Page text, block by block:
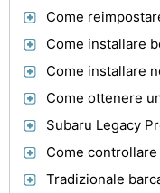
Come
Come installare
Come ottenere
Subaru Legacy
Come
Tradizionale